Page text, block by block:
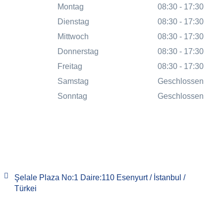
Montag
08:30 - 17:30
Dienstag
08:30 - 17:30
Mittwoch
08:30 - 17:30
Donnerstag
08:30 - 17:30
Freitag
08:30 - 17:30
Samstag
Geschlossen
Sonntag
Geschlossen
Şelale Plaza No:1 Daire:110 Esenyurt / İstanbul /
Türkei